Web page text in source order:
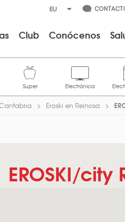
Club Conócenos
Eroski en Reinosa
EROSKI/city